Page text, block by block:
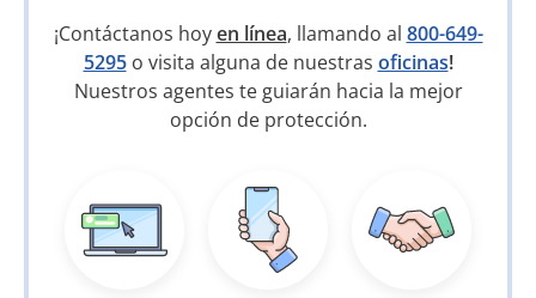
¡Contáctanos hoyen línea, llamando al 800-649-
5295o visita alguna de nuestras oficinas!
Nuestros agentes te guiarán hacia la mejor
opción de protección.